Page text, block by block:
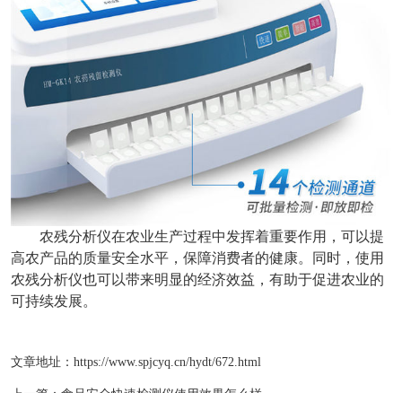
农残分析仪在农业生产过程中发挥着重要作用，可以提
高农产品的质量安全水平，保障消费者的健康。同时，使用
农残分析仪也可以带来明显的经济效益，有助于促进农业的
可持续发展。
文章地址： https://www.spjcyq.cn/hydt/672.html